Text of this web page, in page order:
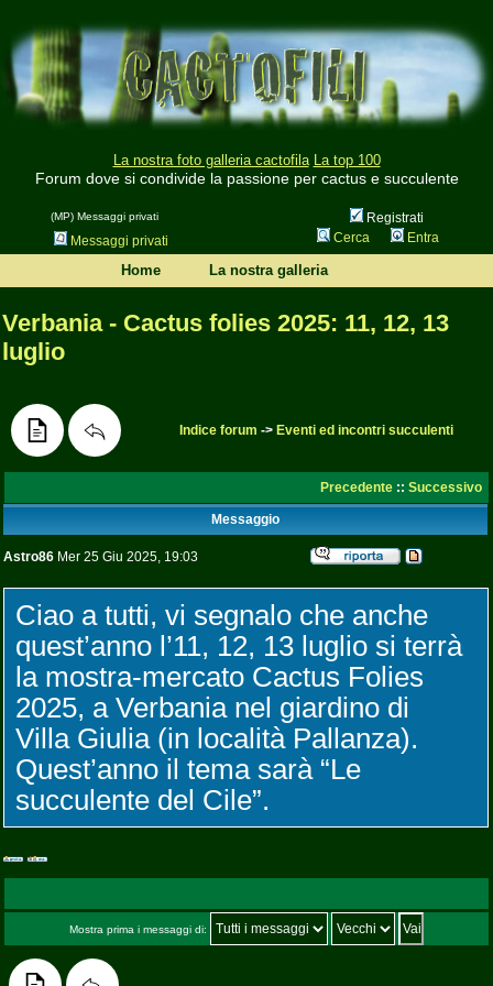
La nostra foto galleria cactofila La top 100
Forum dove si condivide la passione per cactus e succulente
(MP) Messaggi privati
Registrati
Messaggi privati
Cerca Entra
Home La nostra galleria
Verbania - Cactus folies 2025: 11, 12, 13
luglio
Indice forum -> Eventi ed incontri succulenti
Precedente :: Successivo
Messaggio
Astro86 Mer 25 Giu 2025, 19:03
Ciao a tutti, vi segnalo che anche
quest’anno l’11, 12, 13 luglio si terrà
la mostra-mercato Cactus Folies
2025, a Verbania nel giardino di
Villa Giulia (in località Pallanza).
Quest’anno il tema sarà “Le
succulente del Cile”.
Mostra prima i messaggi di: